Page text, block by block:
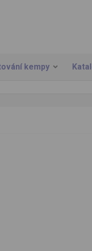
kempy